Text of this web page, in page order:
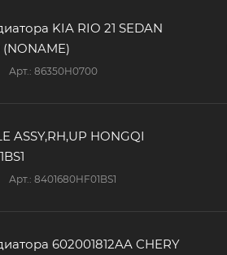
KIA RIO 21 SEDAN
Арт.: 86350H0700
ASSY,RH,UP HONGQI
Арт.: 8401680HF01BS1
602001812AA CHERY